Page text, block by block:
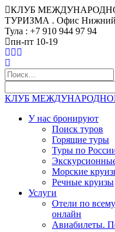
КЛУБ
ТУРИЗМА . Офис Нижний
Тула : +7 910 944 97 94
пн-пт 10-19
Найти:
КЛУБ
У нас бронируют
Поиск туров
Горящие туры
Туры по
Морские
Речные круизы
Услуги
Отели по
онлайн
Авиабилеты.